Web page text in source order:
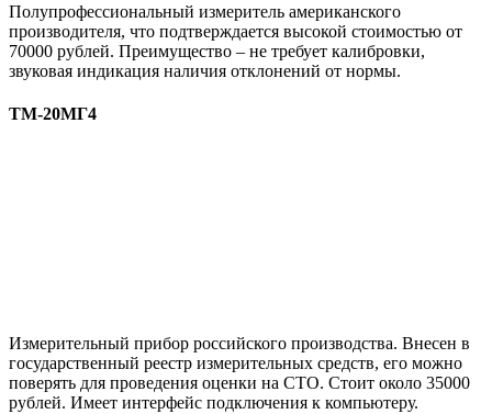
Полупрофессиональный измеритель американского
производителя, что подтверждается высокой стоимостью от
70000 рублей. Преимущество – не требует калибровки,
звуковая индикация наличия отклонений от нормы.
ТМ-20МГ4
Измерительный прибор российского производства. Внесен в
государственный реестр измерительных средств, его можно
поверять для проведения оценки на СТО. Стоит около 35000
рублей. Имеет интерфейс подключения к компьютеру.